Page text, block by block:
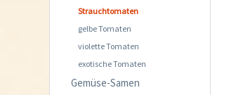
Strauchtomaten
gelbe Tomaten
violette Tomaten
exotische Tomaten
Gemüse-Samen